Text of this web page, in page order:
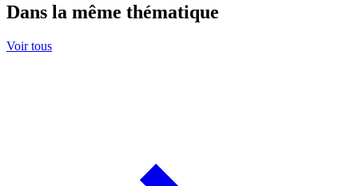
Dans la même thématique
Voir tous